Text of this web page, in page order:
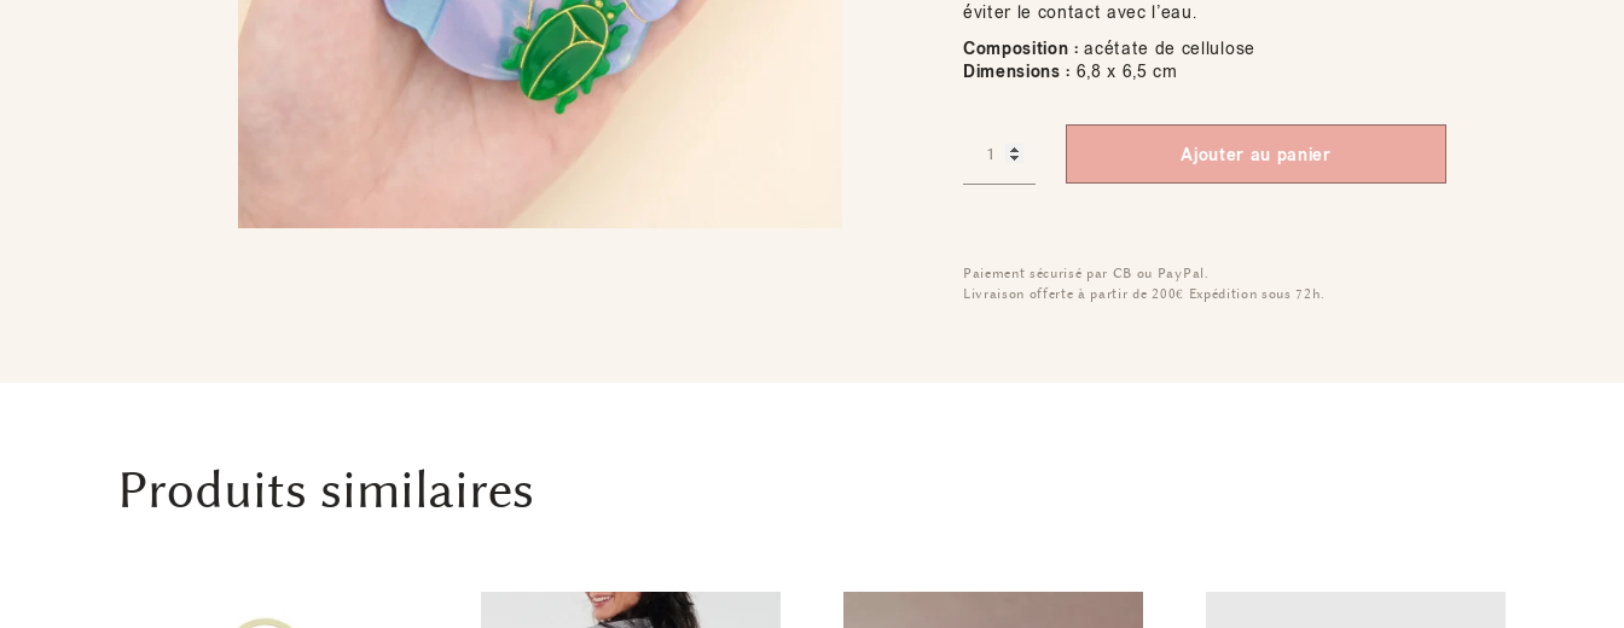
éviter le contact avec l’eau.
Composition : acétate de cellulose
Dimensions : 6,8 x 6,5 cm
Ajouter au panier
Paiement sécurisé par CB ou PayPal.
Livraison offerte à partir de 200€ Expédition sous 72h.
Produits similaires